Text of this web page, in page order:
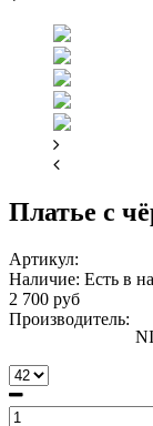
Платье с
Артикул:
Наличие: Есть в
2 700 руб
Производитель: